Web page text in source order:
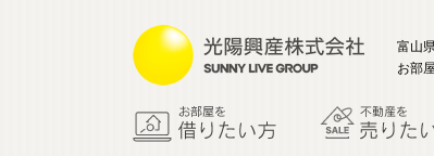
富山
お部